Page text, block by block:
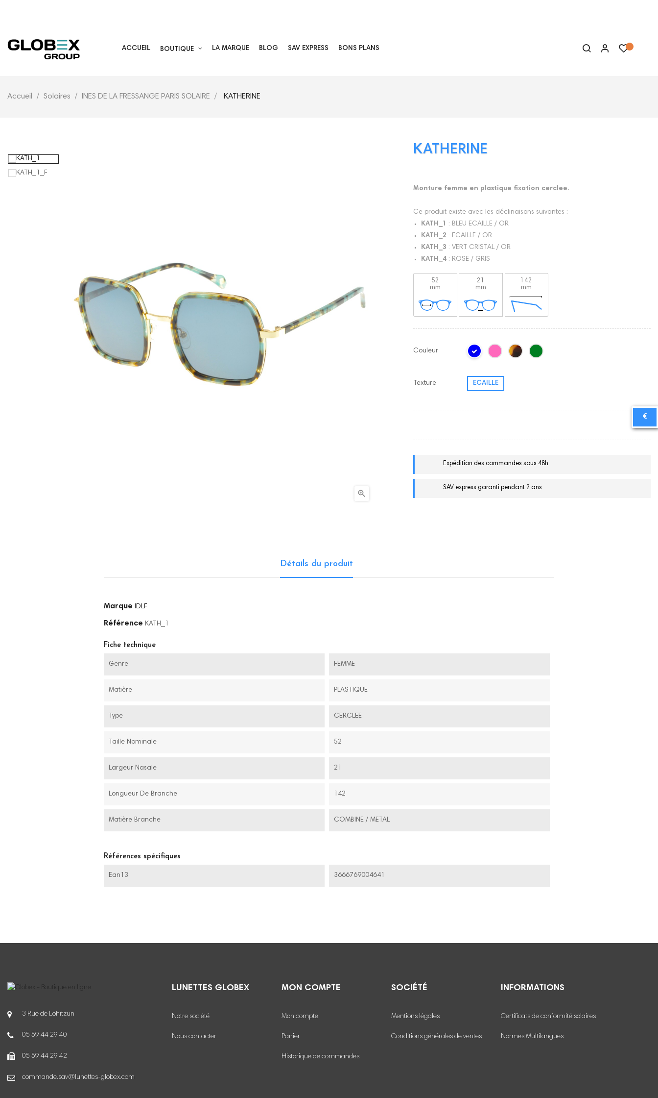
ACCUEIL BOUTIQUE LA MARQUE BLOG SAV EXPRESS BONS PLANS
Accueil Solaires INES DE LA FRESSANGE PARIS SOLAIRE KATHERINE

KATHERINE
Monture femme en plastique fixation cerclee.
Ce produit existe avec les déclinaisons suivantes :
KATH_1 : BLEU ECAILLE / OR
KATH_2 : ECAILLE / OR
KATH_3 : VERT CRISTAL / OR
KATH_4: ROSE / GRIS
52
mm
21
mm
142
mm
Couleur
Texture ECAILLE
Expédition des commandes sous 48h
SAV express garanti pendant 2 ans
Détails du produit
Marque IDLF
Référence KATH_1
Fiche technique
Genre FEMME
Matière PLASTIQUE
Type CERCLEE
Taille Nominale 52
Largeur Nasale 21
Longueur De Branche 142
Matière Branche COMBINE / METAL
Références spécifiques
Ean13 3666769004641
3 Rue de Lohitzun
05 59 44 29 40
05 59 44 29 42
commande.sav@lunettes-globex.com
LUNETTES GLOBEX
Notre société
Nous contacter
MON COMPTE
Mon compte
Panier
Historique de commandes
SOCIÉTÉ
Mentions légales
Conditions générales de ventes
INFORMATIONS
Certificats de conformité solaires
Normes Multilangues